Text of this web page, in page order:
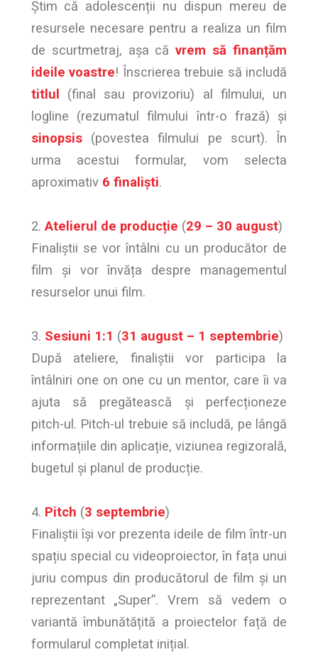
Știm că adolescenții nu dispun mereu de
resursele necesare pentru a realiza un film
de scurtmetraj, așa căvrem să finanțăm
ideile voastre! Înscrierea trebuie să includă
titlul (final sau provizoriu) al filmului, un
logline (rezumatul filmului într-o frază) și
sinopsis(povestea filmului pe scurt). În
urma acestui formular, vom selecta
aproximativ 6 finaliști.
2. Atelierul de producție (29 – 30 august)
Finaliștii se vor întâlni cu un producător de
film și vor învăța despre managementul
resurselor unui film.
3. Sesiuni 1:1 (31 august – 1 septembrie)
După ateliere, finaliștii vor participa la
întâlniri one on one cu un mentor, care îi va
ajuta să pregătească și perfecționeze
pitch-ul. Pitch-ul trebuie să includă, pe lângă
informațiile din aplicație, viziunea regizorală,
bugetul și planul de producție.
4. Pitch (3 septembrie)
Finaliștii își vor prezenta ideile de film într-un
spațiu special cu videoproiector, în fața unui
juriu compus din producătorul de film și un
reprezentant „Super”. Vrem să vedem o
variantă îmbunătățită a proiectelor față de
formularul completat inițial.